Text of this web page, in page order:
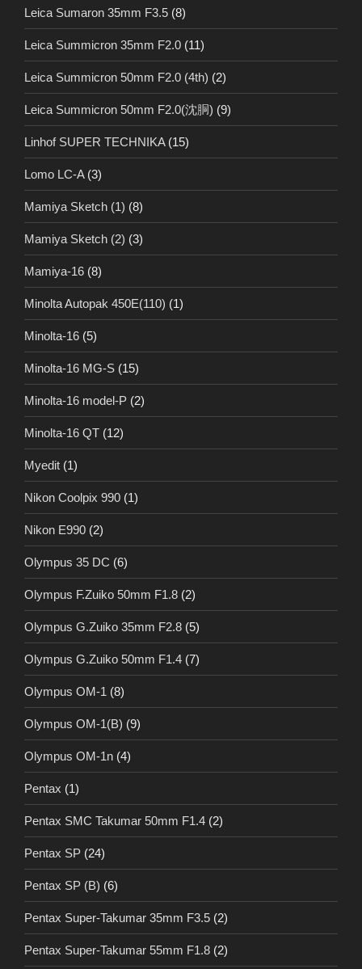
Leica Sumaron 35mm F3.5 (8)
Leica Summicron 35mm F2.0 (11)
Leica Summicron 50mm F2.0 (4th) (2)
Leica Summicron 50mm F2.0(沈胴) (9)
Linhof SUPER TECHNIKA(15)
Lomo LC-A(3)
Mamiya Sketch (1) (8)
Mamiya Sketch (2) (3)
Mamiya-16 (8)
Minolta Autopak 450E(110) (1)
Minolta-16 (5)
Minolta-16 MG-S (15)
Minolta-16 model-P (2)
Minolta-16 QT (12)
Myedit (1)
Nikon Coolpix 990 (1)
Nikon E990 (2)
Olympus 35 DC (6)
Olympus F.Zuiko 50mm F1.8 (2)
Olympus G.Zuiko 35mm F2.8 (5)
Olympus G.Zuiko 50mm F1.4 (7)
Olympus OM-1 (8)
Olympus OM-1(B) (9)
Olympus OM-1n (4)
Pentax (1)
Pentax SMC Takumar 50mm F1.4 (2)
Pentax SP (24)
Pentax SP (B) (6)
Pentax Super-Takumar 35mm F3.5 (2)
Pentax Super-Takumar 55mm F1.8 (2)